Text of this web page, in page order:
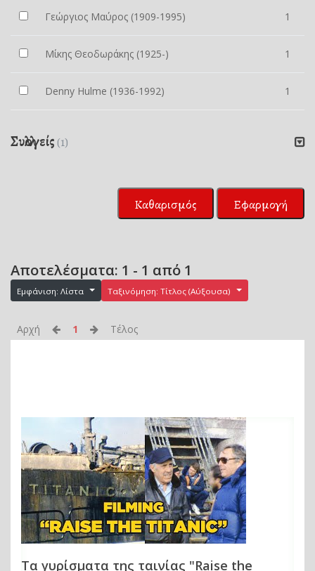
Γεώργιος Μαύρος (1909-1995) 1
Μίκης Θεοδωράκης (1925-) 1
Denny Hulme (1936-1992) 1
Συλλογείς (1)
Καθαρισμός Εφαρμογή
Αποτελέσματα: 1 - 1 από 1
Εμφάνιση: Λίστα Ταξινόμηση: Τίτλος (Αύξουσα)
Αρχή 1 Τέλος
Τα γυρίσματα της ταινίας "Raise the